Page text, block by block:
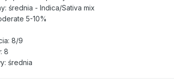
średnia - Indica/Sativa mix
5-10%
8/9
8
średnia